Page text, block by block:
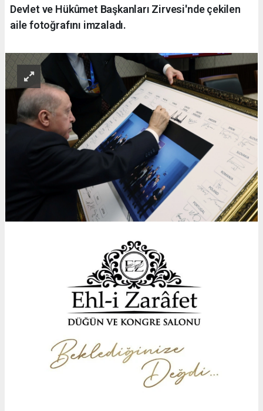
Devlet ve Hükûmet Başkanları Zirvesi'nde çekilen
aile fotoğrafını imzaladı.